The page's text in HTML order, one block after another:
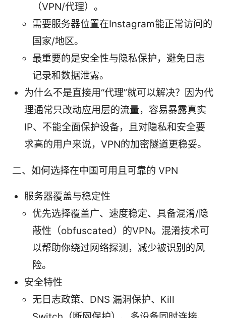
（VPN/代理）。
需要服务器位置在Instagram能正常访问的
国家/地区。
最重要的是安全性与隐私保护，避免日志
记录和数据泄露。
为什么不是直接用“代理”就可以解决？因为代
理通常只改动应用层的流量，容易暴露真实
IP、不能全面保护设备，且对隐私和安全要
求高的用户来说，VPN的加密隧道更稳妥。
二、如何选择在中国可用且可靠的 VPN
服务器覆盖与稳定性
优先选择覆盖广、速度稳定、具备混淆/隐
蔽性（obfuscated）的VPN。混淆技术可
以帮助你绕过网络探测，减少被识别的风
险。
安全特性
无日志政策、DNS 漏洞保护、Kill